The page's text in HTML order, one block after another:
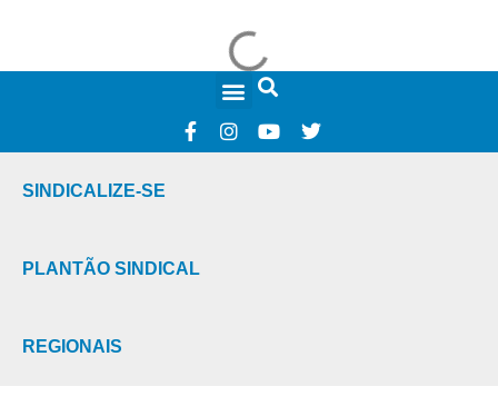
SINDICALIZE-SE
PLANTÃO SINDICAL
REGIONAIS